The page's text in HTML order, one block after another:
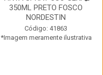
350ML PRETO FOSCO
NORDESTIN
Código: 41863
*Imagem meramente ilustrativa